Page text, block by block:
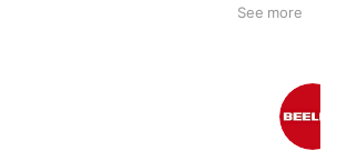
See more